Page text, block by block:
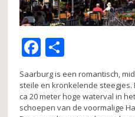
F
a
c
e
el
e
n
Saarburg is een romantisch,
steile en kronkelende
ca 20 meter hoge waterval in
schoepen van de voormalige